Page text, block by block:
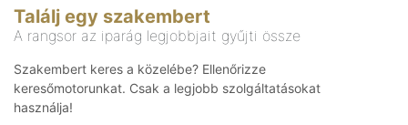
Találj egy szakembert
A rangsor az iparág legjobbjait gyűjti össze
Szakembert keres a közelébe? Ellenőrizze
keresőmotorunkat. Csak a legjobb szolgáltatásokat
használja!